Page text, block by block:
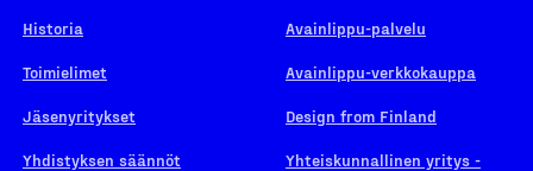
Historia
Toimielimet
Jäsenyritykset
Yhdistyksen säännöt
Avainlippu-palvelu
Avainlippu-verkkokauppa
Design from Finland
Yhteiskunnallinen yritys -